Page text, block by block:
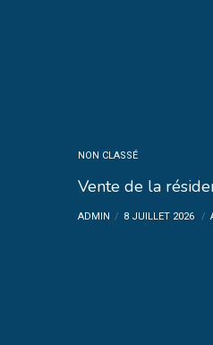
NON CLASSÉ
Vente de la
ADMIN 8 JUILLET 2026